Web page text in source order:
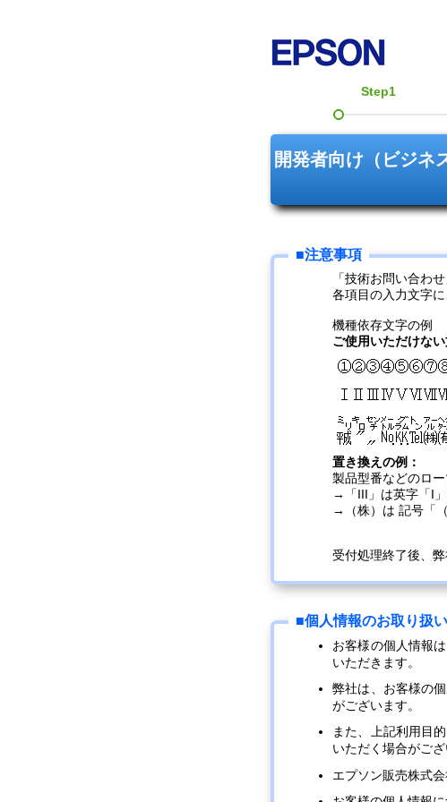
Step1
開発者向け（ビジ
「技術お問い合わ
各項目の入力文字
機種依存文字の例
ご使用いただけな
置き換えの例：
製品型番などのロ
→「III」は英字「I」
→（株）は 記号「
受付処理終了後、
お客様の個人情報
いただきます。
弊社は、お客様の
がございます。
また、上記利用目
いただく場合がござ
エプソン販売株式